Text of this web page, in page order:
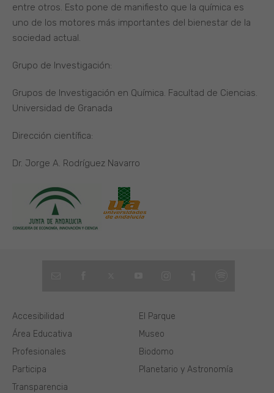
entre otros. Esto pone de manifiesto que la química es
uno de los motores más importantes del bienestar de la
sociedad actual.
Grupo de Investigación:
Grupos de Investigación en Química. Facultad de Ciencias.
Universidad de Granada
Dirección científica:
Dr. Jorge A. Rodríguez Navarro
El Parque
Museo
Biodomo
Planetario y Astronomía
Área Educativa
Profesionales
Participa
Transparencia
Accesibilidad